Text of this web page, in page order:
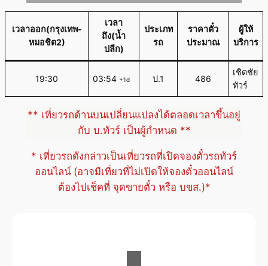
เวลาออก(กรุงเทพ-
หมอชิต2)
เวลา
ถึง(น้ำ
ปลีก)
ประเภท
รถ
ราคาตั๋ว
ประมาณ
ผู้ให้
บริการ
19:30 03:54 +1d ป.1 486
เชิดชัย
ทัวร์
** เที่ยวรถด้านบนเปลี่ยนแปลงได้ตลอดเวลาขึ้นอยู่
กับ บ.ทัวร์ เป็นผู้กำหนด **
* เที่ยวรถดังกล่าวเป็นเที่ยวรถที่เปิดจองตั๋วรถทัวร์
ออนไลน์ (อาจมีเที่ยวที่ไม่เปิดให้จองตั๋วออนไลน์
ต้องไปเช็คที่ จุดขายตั๋ว หรือ บขส.)*